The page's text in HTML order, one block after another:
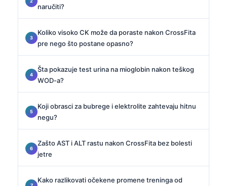
naručiti?
Koliko visoko CK može da poraste nakon CrossFita
pre nego što postane opasno?
Šta pokazuje test urina na mioglobin nakon teškog
WOD-a?
Koji obrasci za bubrege i elektrolite zahtevaju hitnu
negu?
Zašto AST i ALT rastu nakon CrossFita bez bolesti
jetre
Kako razlikovati očekene promene treninga od